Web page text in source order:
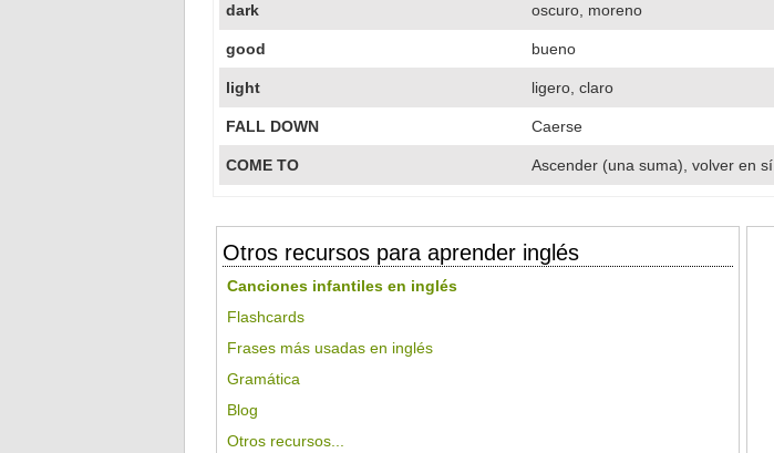
dark oscuro, moreno
good bueno
light ligero, claro
FALL DOWN Caerse
COME TO Ascender (una suma), volver en sí.
Otros recursos para aprender inglés
Canciones infantiles en inglés
Flashcards
Frases más usadas en inglés
Gramática
Blog
Otros recursos...